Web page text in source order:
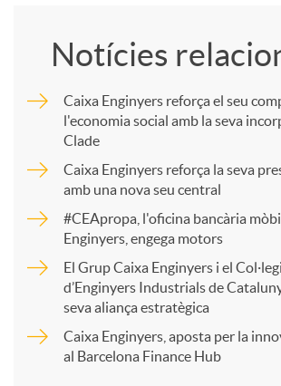
s
r
Notícies
Caixa Enginyers reforça el seu
l'economia social amb la seva
Clade
Caixa Enginyers reforça la seva
amb una nova seu central
#CEApropa, l'oficina bancària
Enginyers, engega motors
El Grup Caixa Enginyers i el
d’Enginyers Industrials de
seva aliança estratègica
Caixa Enginyers, aposta per la
al Barcelona Finance Hub